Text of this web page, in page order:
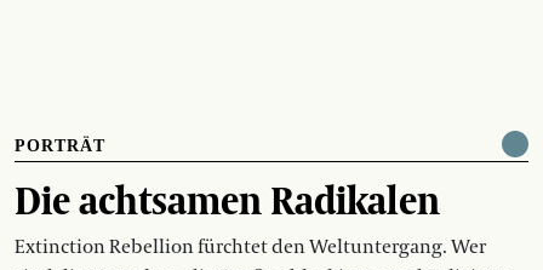
PORTRÄT
Die achtsamen Radikalen
Extinction Rebellion fürchtet den Weltuntergang. Wer